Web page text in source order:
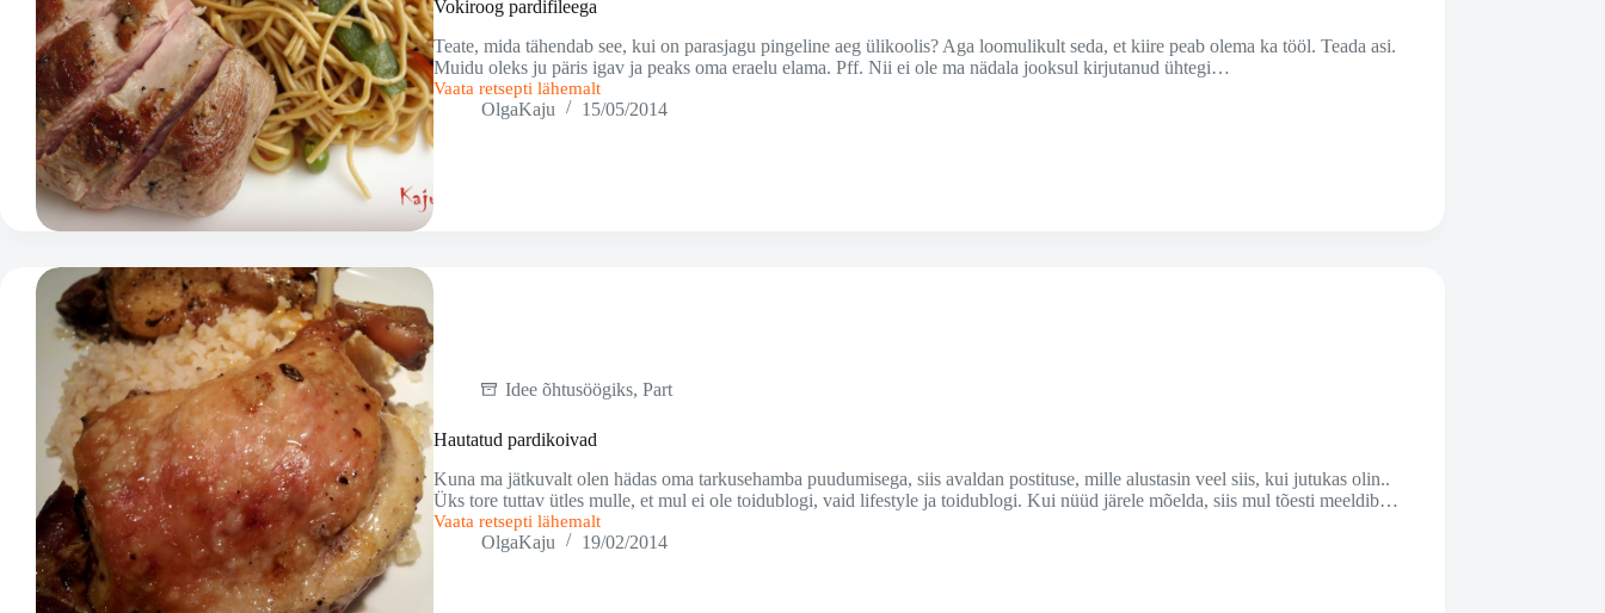
Vokiroog pardifileega
Teate, mida tähendab see, kui on parasjagu pingeline aeg ülikoolis? Aga loomulikult seda, et kiire peab olema ka tööl. Teada asi.
Muidu oleks ju päris igav ja peaks oma eraelu elama. Pff. Nii ei ole ma nädala jooksul kirjutanud ühtegi…
Vaata retsepti lähemalt
Vokiroog
pardifileega
OlgaKaju 15/05/2014
Idee õhtusöögiks,Part
Hautatud pardikoivad
Kuna ma jätkuvalt olen hädas oma tarkusehamba puudumisega, siis avaldan postituse, mille alustasin veel siis, kui jutukas olin..
Üks tore tuttav ütles mulle, et mul ei ole toidublogi, vaid lifestyle ja toidublogi. Kui nüüd järele mõelda, siis mul tõesti meeldib…
Vaata retsepti lähemalt
Hautatud
pardikoivad
OlgaKaju 19/02/2014